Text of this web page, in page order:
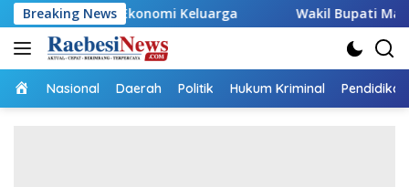
Langsung
ke
konten
Breaking News
Keluarga Wakil Bupati Malaka HMS Tinjau
Home
Nasional Daerah Politik Hukum Kriminal Pendidikan